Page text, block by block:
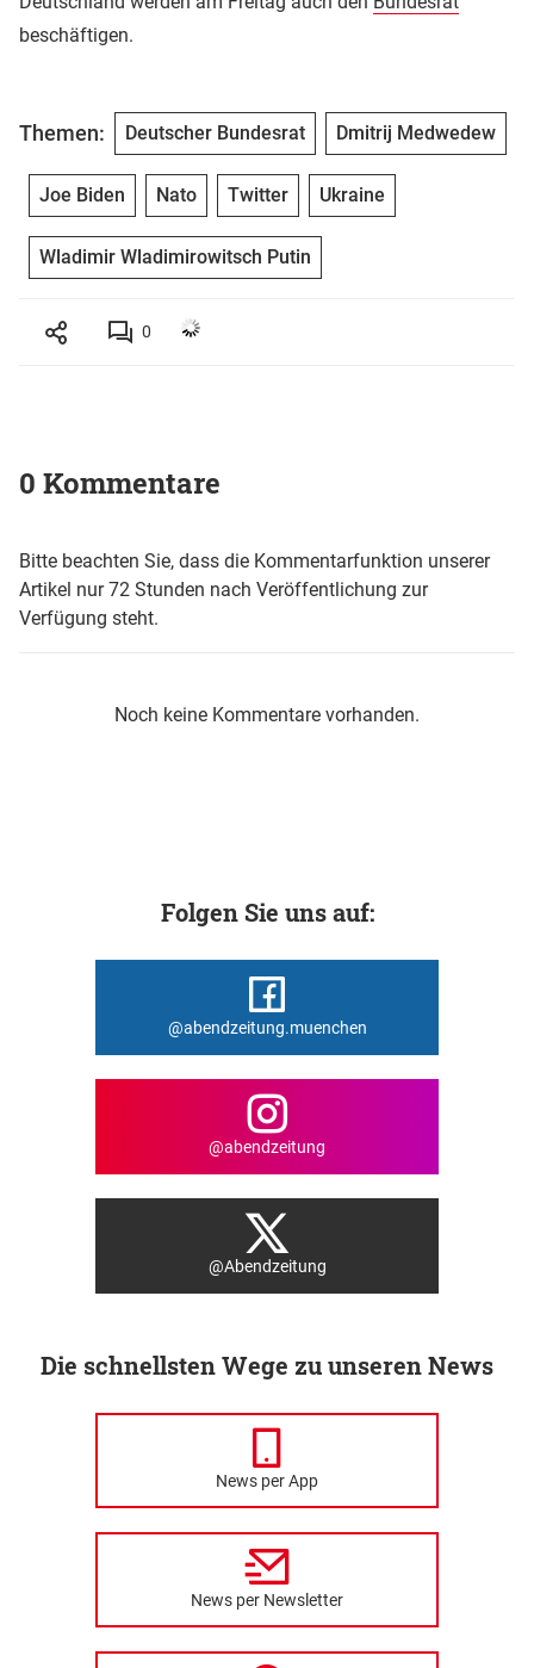
beschäftigen.
Themen: Deutscher Bundesrat Dmitrij Medwedew
Joe Biden Nato Twitter Ukraine
Wladimir Wladimirowitsch Putin
0
0 Kommentare
Bitte beachten Sie, dass die Kommentarfunktion unserer
Artikel nur 72 Stunden nach Veröffentlichung zur
Verfügung steht.
Noch keine Kommentare vorhanden.
Folgen Sie uns auf:
@abendzeitung.muenchen
@abendzeitung
@Abendzeitung
Die schnellsten Wege zu unseren News
News per App
News per Newsletter